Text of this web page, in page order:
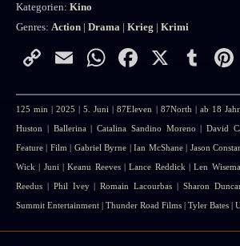
Kategorien: Kino
Genres: Action Drama Krieg Krimi
CopyEmailWhatsApp
Facebook
X
125 min |2025 |5. Juni |87Eleven | 87North | ab 18
Huston | Ballerina |Catalina Sandino Moreno |David
Feature | Film | Gabriel Byrne |Ian McShane| Jason
Wick | Juni |Keanu Reeves|Lance Reddick |Len
Reedus | Phil Ivey|Romain Lacourbas | Sharon
Summit Entertainment | Thunder Road Films | Tyler Bates |